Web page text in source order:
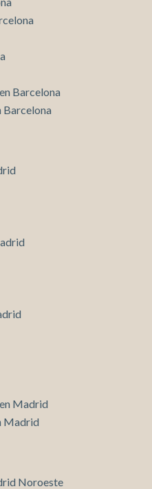
armarios y aseo de
de salida al jardín, zona de
con acceso directo desde
tiene
vistas. En él
al campo. La vivienda
de la Ctra. de Burgos,
a los propietarios.
tanto en la zona
Domingo como en San
la zona hay colegios
y privados de gran
encontrar todos los
Barcelona
Barcelona
Madrid
Madrid
Noroeste